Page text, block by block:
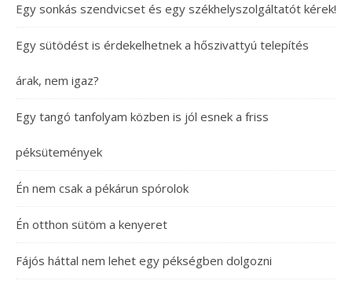
Egy sonkás szendvicset és egy székhelyszolgáltatót kérek!
Egy sütödést is érdekelhetnek a hőszivattyú telepítés
árak, nem igaz?
Egy tangó tanfolyam közben is jól esnek a friss
péksütemények
Én nem csak a pékárun spórolok
Én otthon sütöm a kenyeret
Fájós háttal nem lehet egy pékségben dolgozni